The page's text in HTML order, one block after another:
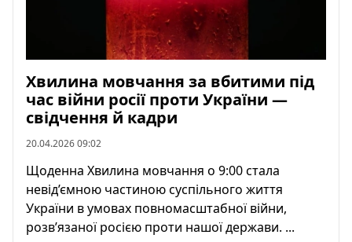
Хвилина мовчання за вбитими під
час війни росії проти України —
свідчення й кадри
20.04.2026 09:02
Щоденна Хвилина мовчання о 9:00 стала
невід’ємною частиною суспільного життя
України в умовах повномасштабної війни,
розв’язаної росією проти нашої держави. ...